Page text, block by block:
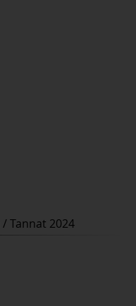
/ Tannat 2024